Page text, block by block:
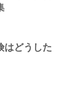
はどうした